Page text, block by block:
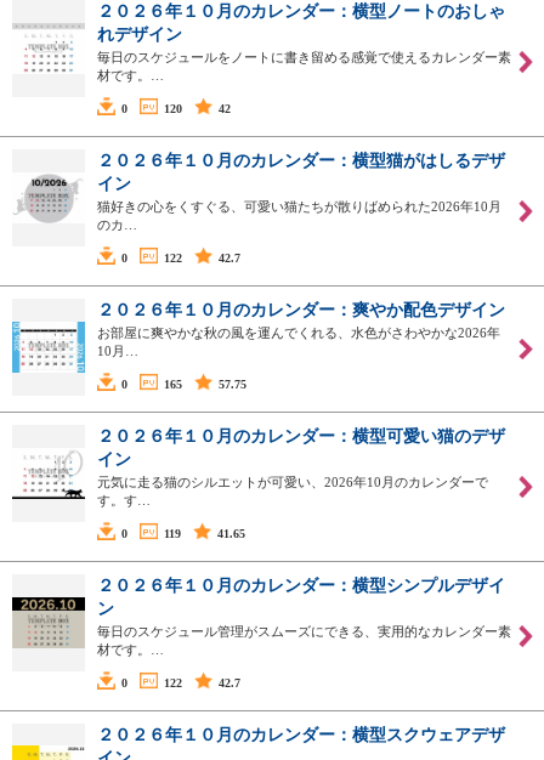
２０２６年１０月のカレンダー：横型ノートのおしゃ
れデザイン
毎日のスケジュールをノートに書き留める感覚で使えるカレンダー素
材です。…
0 120 42
２０２６年１０月のカレンダー：横型猫がはしるデザ
イン
猫好きの心をくすぐる、可愛い猫たちが散りばめられた2026年10月
のカ…
0 122 42.7
２０２６年１０月のカレンダー：爽やか配色デザイン
お部屋に爽やかな秋の風を運んでくれる、水色がさわやかな2026年
10月…
0 165 57.75
２０２６年１０月のカレンダー：横型可愛い猫のデザ
イン
元気に走る猫のシルエットが可愛い、2026年10月のカレンダーで
す。す…
0 119 41.65
２０２６年１０月のカレンダー：横型シンプルデザイ
ン
毎日のスケジュール管理がスムーズにできる、実用的なカレンダー素
材です。…
0 122 42.7
２０２６年１０月のカレンダー：横型スクウェアデザ